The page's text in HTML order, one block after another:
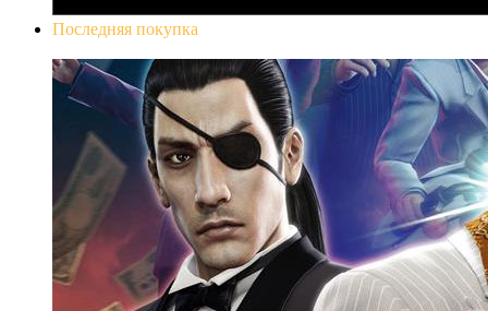
Последняя покупка